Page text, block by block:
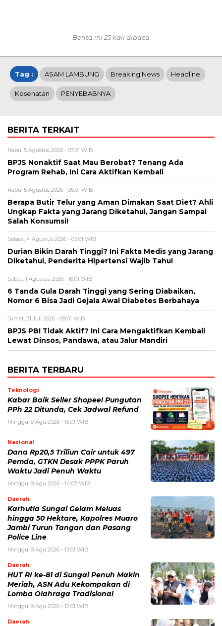
Berita ini 25 kali dibaca
Tag : ASAM LAMBUNG Breaking News Headline
Kesehatan PENYEBABNYA
BERITA TERKAIT
Rabu, 5 Agustus 2026 - 07:01 WIB
BPJS Nonaktif Saat Mau Berobat? Tenang Ada
Program Rehab, Ini Cara Aktifkan Kembali
Rabu, 5 Agustus 2026 - 05:01 WIB
Berapa Butir Telur yang Aman Dimakan Saat Diet? Ahli
Ungkap Fakta yang Jarang Diketahui, Jangan Sampai
Salah Konsumsi!
Selasa, 4 Agustus 2026 - 05:01 WIB
Durian Bikin Darah Tinggi? Ini Fakta Medis yang Jarang
Diketahui, Penderita Hipertensi Wajib Tahu!
Sabtu, 1 Agustus 2026 - 16:01 WIB
6 Tanda Gula Darah Tinggi yang Sering Diabaikan,
Nomor 6 Bisa Jadi Gejala Awal Diabetes Berbahaya
Jumat, 31 Juli 2026 - 09:01 WIB
BPJS PBI Tidak Aktif? Ini Cara Mengaktifkan Kembali
Lewat Dinsos, Pandawa, atau Jalur Mandiri
BERITA TERBARU
Teknologi
Kabar Baik Seller Shopee! Pungutan
PPh 22 Ditunda, Cek Jadwal Refund
Minggu, 9 Agu 2026 - 15:01 WIB
Nasional
Dana Rp20,5 Triliun Cair untuk 497
Pemda, GTKN Desak PPPK Paruh
Waktu Jadi Penuh Waktu
Minggu, 9 Agu 2026 - 14:07 WIB
Daerah
Karhutla Sungai Gelam Meluas
hingga 50 Hektare, Kapolres Muaro
Jambi Turun Tangan dan Pasang
Police Line
Minggu, 9 Agu 2026 - 13:01 WIB
Daerah
HUT RI ke-81 di Sungai Penuh Makin
Meriah, ASN Adu Kekompakan di
Lomba Olahraga Tradisional
Minggu, 9 Agu 2026 - 12:01 WIB
Daerah